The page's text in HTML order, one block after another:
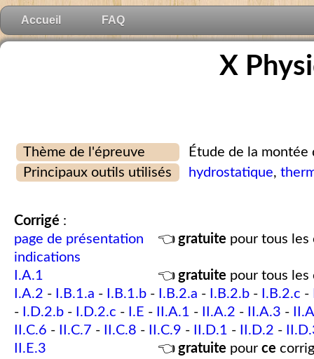
Accueil FAQ
X
Thème de l'épreuve
Étude de la montée
Principaux outils utilisés
hydrostatique,
Corrigé :
page de présentation
👈 gratuite pour tous les
indications
I.A.1
👈 gratuite pour tous les
I.A.2 - I.B.1.a - I.B.1.b - I.B.2.a - I.B.2.b - I.B.2.c -
- I.D.2.b - I.D.2.c - I.E - II.A.1 - II.A.2 - II.A.3 -
II.C.6 - II.C.7 - II.C.8 - II.C.9 - II.D.1 - II.D.2 -
II.E.3
👈 gratuite pour ce